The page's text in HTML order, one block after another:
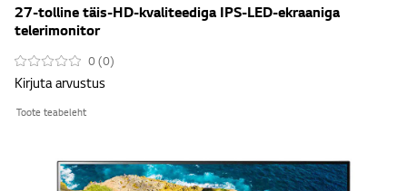
27-tolline täis-HD-kvaliteediga IPS-LED-ekraaniga
telerimonitor
0 (0)
Kirjuta arvustus
Toote teabeleht